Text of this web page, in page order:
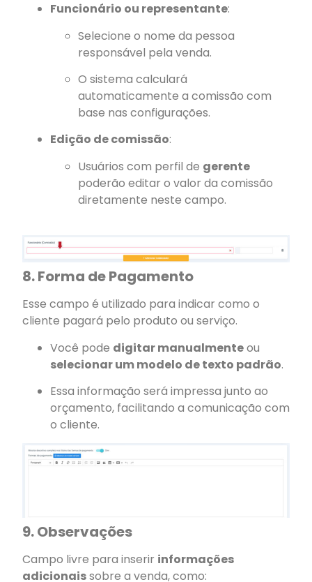
Funcionário ou representante:
Selecione o nome da pessoa
responsável pela venda.
O sistema calculará
automaticamente a comissão com
base nas configurações.
Edição de comissão:
Usuários com perfil de gerente
poderão editar o valor da comissão
diretamente neste campo.
8. Forma de Pagamento
Esse campo é utilizado para indicar como o
cliente pagará pelo produto ou serviço.
Você pode digitar manualmenteou
selecionar um modelo de texto padrão.
Essa informação será impressa junto ao
orçamento, facilitando a comunicação com
o cliente.
9. Observações
Campo livre para inserir informações
adicionaissobre a venda, como: